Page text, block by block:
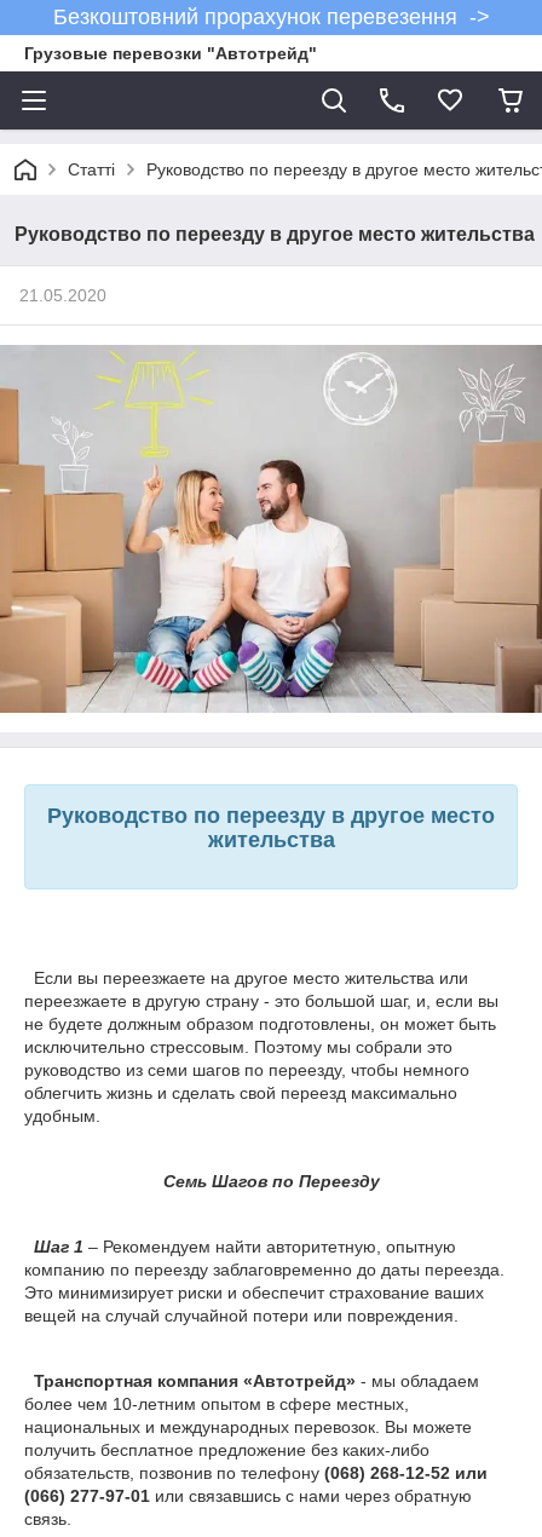
Безкоштовний прорахунок перевезення ->
Грузовые перевозки "Автотрейд"
Статті Руководство по переезду в другое место
Руководство по переезду в другое место жительства
21.05.2020
Руководство по переезду в другое место
жительства
Если вы переезжаете на другое место жительства или
переезжаете в другую страну - это большой шаг, и, если вы
не будете должным образом подготовлены, он может быть
исключительно стрессовым. Поэтому мы собрали это
руководство из семи шагов по переезду, чтобы немного
облегчить жизнь и сделать свой переезд максимально
удобным.
Семь Шагов по Переезду
Шаг 1 – Рекомендуем найти авторитетную, опытную
компанию по переезду заблаговременно до даты переезда.
Это минимизирует риски и обеспечит страхование ваших
вещей на случай случайной потери или повреждения.
Транспортная компания «Автотрейд» - мы обладаем
более чем 10-летним опытом в сфере местных,
национальных и международных перевозок. Вы можете
получить бесплатное предложение без каких-либо
обязательств, позвонив по телефону (068) 268-12-52 или
(066) 277-97-01 или связавшись с нами через обратную
связь.